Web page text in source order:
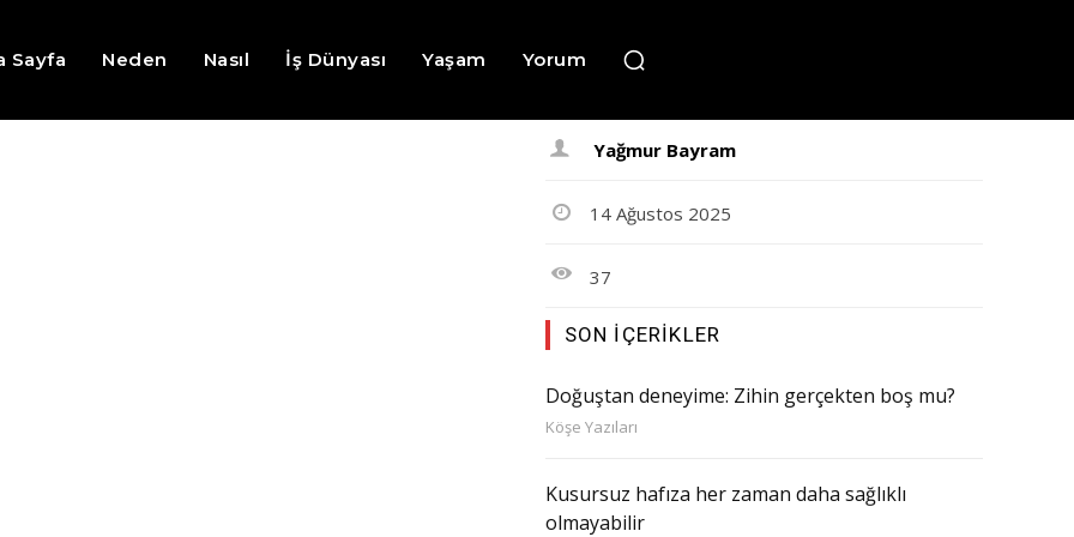
Sayfa Neden Nasıl İş Dünyası Yaşam Yorum
Yağmur Bayram
14 Ağustos 2025
37
SON İÇERIKLER
Doğuştan deneyime: Zihin gerçekten boş mu?
Köşe Yazıları
Kusursuz hafıza her zaman daha sağlıklı
olmayabilir